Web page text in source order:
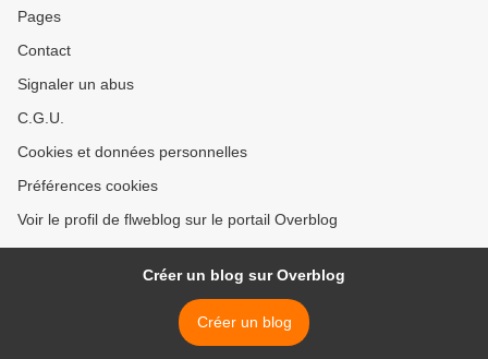
Pages
Contact
Signaler un abus
C.G.U.
Cookies et données personnelles
Préférences cookies
Voir le profil de flweblog sur le portail Overblog
Créer un blog sur Overblog
Créer un blog